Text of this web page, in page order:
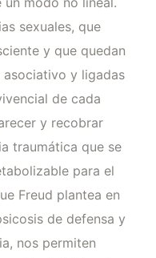
sexuales, que
y que quedan
y ligadas
de cada
y recobrar
traumática que se
para el
Freud plantea en
de defensa y
nos permiten